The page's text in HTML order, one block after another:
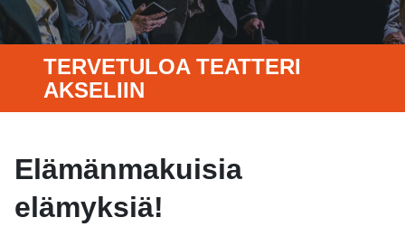
TERVETULOA TEATTERI
AKSELIIN
Elämänmakuisia
elämyksiä!